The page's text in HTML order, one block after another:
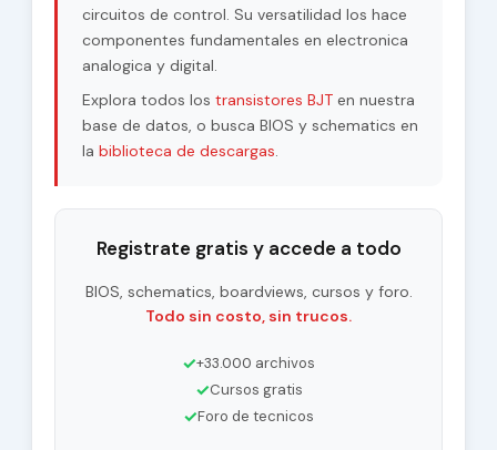
circuitos de control. Su versatilidad los hace
componentes fundamentales en electronica
analogica y digital.
Explora todos los transistores BJTen nuestra
base de datos, o busca BIOS y schematics en
la biblioteca de descargas.
Registrate gratis y accede a todo
BIOS, schematics, boardviews, cursos y foro.
Todo sin costo, sin trucos.
✓+33.000 archivos
✓Cursos gratis
✓Foro de tecnicos